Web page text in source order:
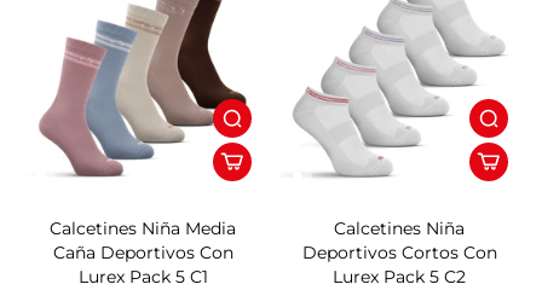
Calcetines Niña Media
Caña Deportivos Con
Lurex Pack 5 C1
Calcetines Niña
Deportivos Cortos Con
Lurex Pack 5 C2